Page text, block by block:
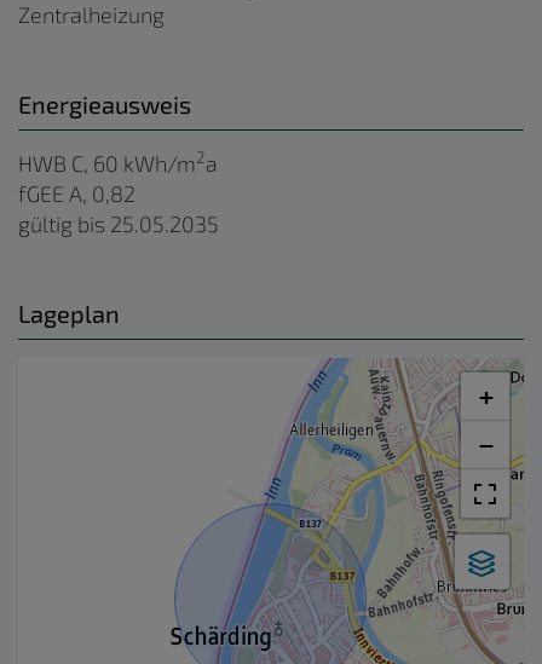
Zentralheizung
Energieausweis
HWB C, 60 kWh/m2a
fGEE A, 0,82
gültig bis 25.05.2035
Lageplan
+
−